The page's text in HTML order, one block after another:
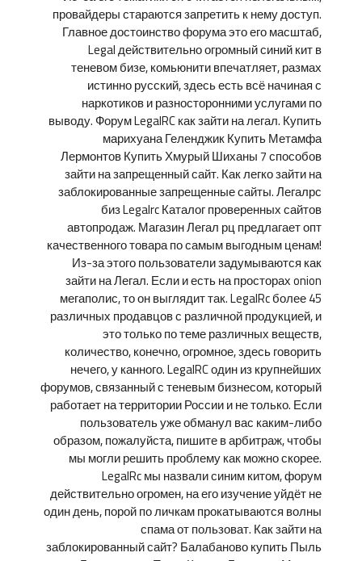
провайдеры стараются запретить к нему доступ.
Главное достоинство форума это его масштаб,
Legal действительно огромный синий кит в
теневом бизе, комьюнити впечатляет, размах
истинно русский, здесь есть всё начиная с
наркотиков и разносторонними услугами по
выводу. Форум LegalRC как зайти на легал. Купить
марихуана Геленджик Купить Метамфа
Лермонтов Купить Хмурый Шиханы 7 способов
зайти на запрещенный сайт. Как легко зайти на
заблокированные запрещенные сайты. Легалрс
биз Legalrc Каталог проверенных сайтов
автопродаж. Магазин Легал рц предлагает опт
качественного товара по самым выгодным ценам!
Из-за этого пользователи задумываются как
зайти на Легал. Если и есть на просторах onion
мегаполис, то он выглядит так. LegalRc более 45
различных продавцов с различной продукцией, и
это только по теме различных веществ,
количество, конечно, огромное, здесь говорить
нечего, у канного. LegalRC один из крупнейших
форумов, связанный с теневым бизнесом, который
работает на территории России и не только. Если
пользователь уже обманул вас каким-либо
образом, пожалуйста, пишите в арбитраж, чтобы
мы могли решить проблему как можно скорее.
LegalRc мы назвали синим китом, форум
действительно огромен, на его изучение уйдёт не
один день, порой по личкам прокатываются волны
спама от пользоват. Как зайти на
заблокированный сайт? Балабаново купить Пыль